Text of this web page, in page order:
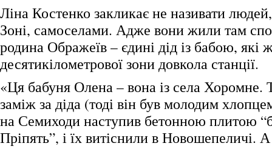
Ліна Костенко закликає не називати
Зоні, самоселами. Адже вони жили там
родина Ображеїв – єдині дід із бабою, які
десятикілометрової зони довкола станції.
«Ця бабуня Олена – вона із села Хоромне.
заміж за діда (тоді він був молодим
на Семиходи наступив бетонною плитою
Пріпять”, і їх витіснили в Новошепеличі.